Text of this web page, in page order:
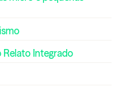
Relato Integrado